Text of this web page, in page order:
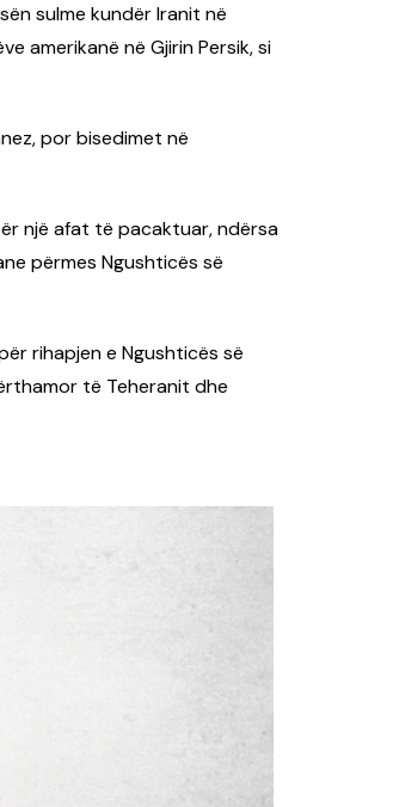
sulme kundër Iranit në
amerikanë në Gjirin Persik, si
por bisedimet në
një afat të pacaktuar, ndërsa
përmes Ngushticës së
rihapjen e Ngushticës së
të Teheranit dhe